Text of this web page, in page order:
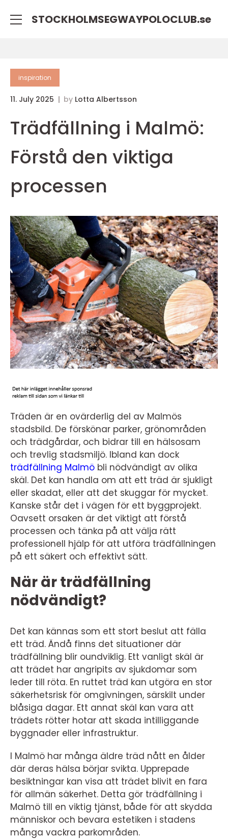
STOCKHOLMSEGWAYPOLOCLUB.se
inspiration
11. July 2025 by Lotta Albertsson
Trädfällning i Malmö:
Förstå den viktiga
processen
Träden är en ovärderlig del av Malmös
stadsbild. De förskönar parker, grönområden
och trädgårdar, och bidrar till en hälsosam
och trevlig stadsmiljö. Ibland kan dock
trädfällning Malmö bli nödvändigt av olika
skäl. Det kan handla om att ett träd är sjukligt
eller skadat, eller att det skuggar för mycket.
Kanske står det i vägen för ett byggprojekt.
Oavsett orsaken är det viktigt att förstå
processen och tänka på att välja rätt
professionell hjälp för att utföra trädfällningen
på ett säkert och effektivt sätt.
När är trädfällning
nödvändigt?
Det kan kännas som ett stort beslut att fälla
ett träd. Ändå finns det situationer där
trädfällning blir oundviklig. Ett vanligt skäl är
att trädet har angripits av sjukdomar som
leder till röta. En ruttet träd kan utgöra en stor
säkerhetsrisk för omgivningen, särskilt under
blåsiga dagar. Ett annat skäl kan vara att
trädets rötter hotar att skada intilliggande
byggnader eller infrastruktur.
I Malmö har många äldre träd nått en ålder
där deras hälsa börjar svikta. Upprepade
besiktningar kan visa att trädet blivit en fara
för allmän säkerhet. Detta gör trädfällning i
Malmö till en viktig tjänst, både för att skydda
människor och bevara estetiken i stadens
många vackra parkområden.